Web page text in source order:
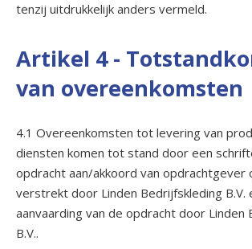
tenzij uitdrukkelijk anders vermeld.
Artikel 4 -
van overeenkomsten
4.1 Overeenkomsten tot levering van
diensten komen tot stand door een
opdracht aan/akkoord van opdrachtgever
verstrekt door Linden Bedrijfskleding B.V.
aanvaarding van de opdracht door Linden
B.V..